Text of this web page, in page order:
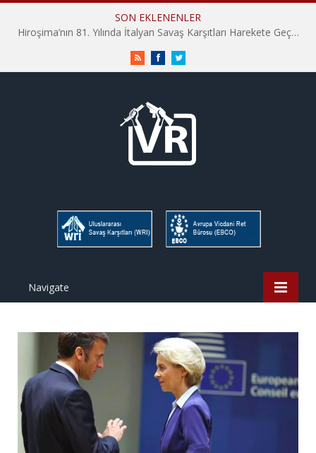
SON EKLENENLER
Hiroşima’nın 81. Yılında İtalyan Savaş Karşıtları Harekete Geçti: “Hatırlamak yeterli değil”
RSS FacebookTwitter
Navigate